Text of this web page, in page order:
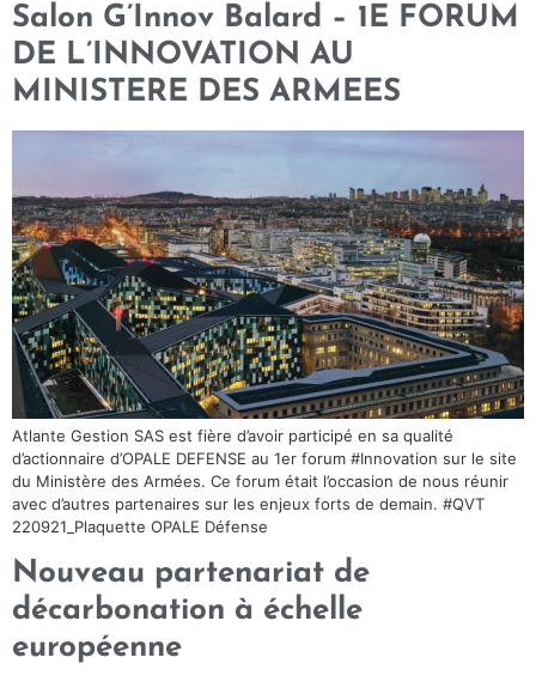
Salon G’Innov Balard – 1E FORUM
DE L’INNOVATION AU
MINISTERE DES ARMEES
Atlante Gestion SAS est fière d’avoir participé en sa qualité
d’actionnaire d’OPALE DEFENSE au 1er forum #Innovation sur le site
du Ministère des Armées. Ce forum était l’occasion de nous réunir
avec d’autres partenaires sur les enjeux forts de demain. #QVT
220921_Plaquette OPALE Défense
Nouveau partenariat de
décarbonation à échelle
européenne